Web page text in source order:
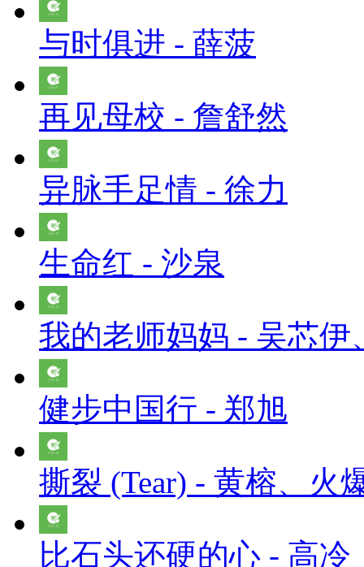
与时俱进 - 薛菠
再见母校 - 詹舒然
异脉手足情 - 徐力
生命红 - 沙泉
我的老师妈妈 - 吴芯伊
健步中国行 - 郑旭
撕裂 (Tear) - 黄榕、火
比石头还硬的心 - 高冷